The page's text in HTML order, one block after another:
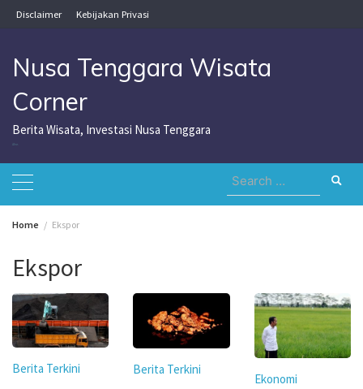
Skip
to
Disclaimer Kebijakan Privasi
Nusa Tenggara Wisata
Corner
Berita Wisata, Investasi Nusa Tenggara
Search
for:
Home Ekspor
Ekspor
Berita Terkini Berita Terkini
Ekonomi